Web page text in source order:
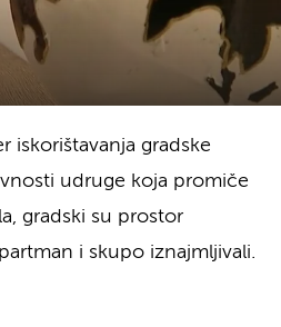
iskorištavanja gradske
udruge koja promiče
gradski su prostor
i skupo iznajmljivali.